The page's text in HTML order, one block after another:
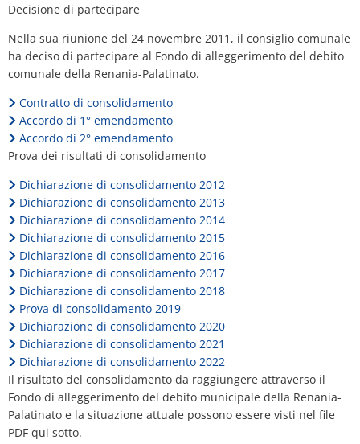
Ambiente
Pianificazione termica comunale
Progetti
Ottersheim
Zellertal
di
alleggerimento
del
debito
municipale
Göllheim
Decisione di partecipare
Nella sua riunione del 24 novembre 2011, il consiglio comunale
ha deciso di partecipare al Fondo di alleggerimento del debito
comunale della Renania-Palatinato.
Contratto di consolidamento
Accordo di 1° emendamento
Accordo di 2° emendamento
Prova dei risultati di consolidamento
Dichiarazione di consolidamento 2012
Dichiarazione di consolidamento 2013
Dichiarazione di consolidamento 2014
Dichiarazione di consolidamento 2015
Dichiarazione di consolidamento 2016
Dichiarazione di consolidamento 2017
Dichiarazione di consolidamento 2018
Prova di consolidamento 2019
Dichiarazione di consolidamento 2020
Dichiarazione di consolidamento 2021
Dichiarazione di consolidamento 2022
Il risultato del consolidamento da raggiungere attraverso il
Fondo di alleggerimento del debito municipale della Renania-
Palatinato e la situazione attuale possono essere visti nel file
PDF qui sotto.